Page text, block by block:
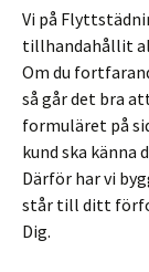
Vi på
tillhandahållit
Om du
så går det bra
formuläret på
kund ska känna
Därför har vi
står till ditt
Dig.